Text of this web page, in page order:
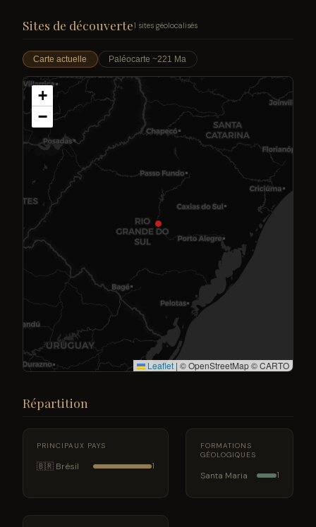
Sites de découverte1 sites géolocalisés
Carte actuelle Paléocarte ~221 Ma
+
−
Leaflet | © OpenStreetMap © CARTO
Répartition
PRINCIPAUX PAYS
🇧🇷 Brésil 1
FORMATIONS
GÉOLOGIQUES
Santa Maria 1